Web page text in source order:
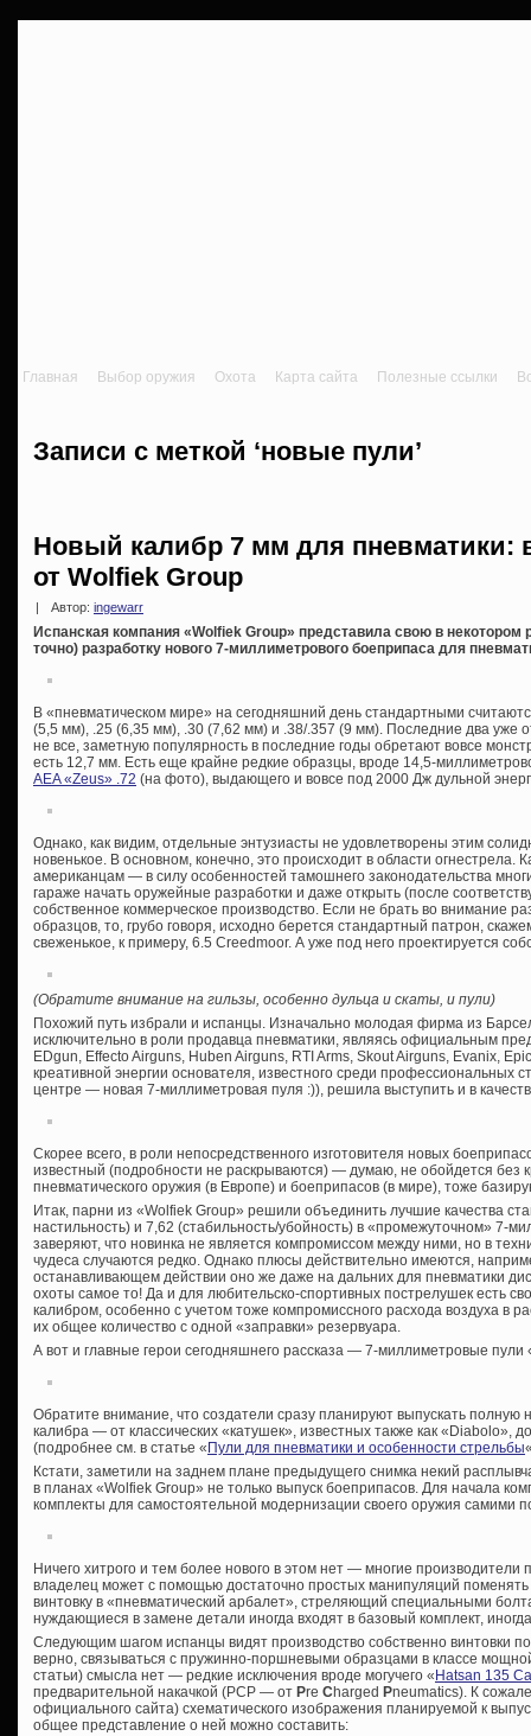
Главная Выбор оружия Охота Карта сайта Полезные ссылки
Записи с меткой ‘новые пули’
Новый калибр 7 мм для пневматики:
от Wolfiek Group
Автор: ingewarr
Испанская компания «Wolfiek Group» представила свою в
точно) разработку нового 7-миллиметрового боеприпаса для
В «пневматическом мире» на сегодняшний день стандартными
(5,5 мм), .25 (6,35 мм), .30 (7,62 мм) и .38/.357 (9 мм). Последние два уже
не все, заметную популярность в последние годы обретают вовсе
есть 12,7 мм. Есть еще крайне редкие образцы, вроде 14,5-
AEA «Zeus» .72 (на фото), выдающего и вовсе под 2000 Дж дульной
Однако, как видим, отдельные энтузиасты не удовлетворены этим
новенькое. В основном, конечно, это происходит в области огнестрела.
американцам — в силу особенностей тамошнего законодательства
гараже начать оружейные разработки и даже открыть (после
собственное коммерческое производство. Если не брать во внимание
образцов, то, грубо говоря, исходно берется стандартный патрон,
свеженькое, к примеру, 6.5 Creedmoor. А уже под него проектируется
(Обратите внимание на гильзы, особенно дульца и скаты, и пули)
Похожий путь избрали и испанцы. Изначально молодая фирма из
исключительно в роли продавца пневматики, являясь официальным
EDgun, Effecto Airguns, Huben Airguns, RTI Arms, Skout Airguns, Evanix,
креативной энергии основателя, известного среди профессиональных
центре — новая 7-миллиметровая пуля :)), решила выступить и в
Скорее всего, в роли непосредственного изготовителя новых
известный (подробности не раскрываются) — думаю, не обойдется без
пневматического оружия (в Европе) и боеприпасов (в мире), тоже
Итак, парни из «Wolfiek Group» решили объединить лучшие качества
настильность) и 7,62 (стабильность/убойность) в «промежуточном» 7-
заверяют, что новинка не является компромиссом между ними, но в
чудеса случаются редко. Однако плюсы действительно имеются,
останавливающем действии оно же даже на дальних для пневматики
охоты самое то! Да и для любительско-спортивных пострелушек есть
калибром, особенно с учетом тоже компромиссного расхода воздуха в
их общее количество с одной «заправки» резервуара.
А вот и главные герои сегодняшнего рассказа — 7-миллиметровые пули
Обратите внимание, что создатели сразу планируют выпускать полную
калибра — от классических «катушек», известных также как «Diabolo»,
(подробнее см. в статье « Пули для пневматики и особенности стрельбы
Кстати, заметили на заднем плане предыдущего снимка некий
в планах «Wolfiek Group» не только выпуск боеприпасов. Для начала
комплекты для самостоятельной модернизации своего оружия самими
Ничего хитрого и тем более нового в этом нет — многие
владелец может с помощью достаточно простых манипуляций
винтовку в «пневматический арбалет», стреляющий специальными
нуждающиеся в замене детали иногда входят в базовый комплект,
Следующим шагом испанцы видят производство собственно винтовки
верно, связываться с пружинно-поршневыми образцами в классе
статьи) смысла нет — редкие исключения вроде могучего « Hatsan 135
предварительной накачкой (PCP — от Pre C harged Pneumatics). К
официального сайта) схематического изображения планируемой к
общее представление о ней можно составить: